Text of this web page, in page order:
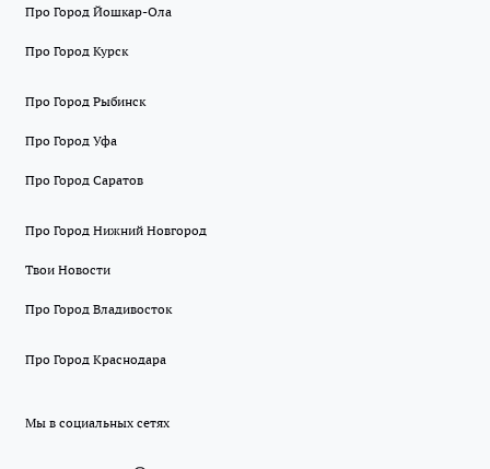
Про Город Йошкар-Ола
Про Город Курск
Про Город Рыбинск
Про Город Уфа
Про Город Саратов
Про Город Нижний Новгород
Твои Новости
Про Город Владивосток
Про Город Краснодара
Мы в социальных сетях